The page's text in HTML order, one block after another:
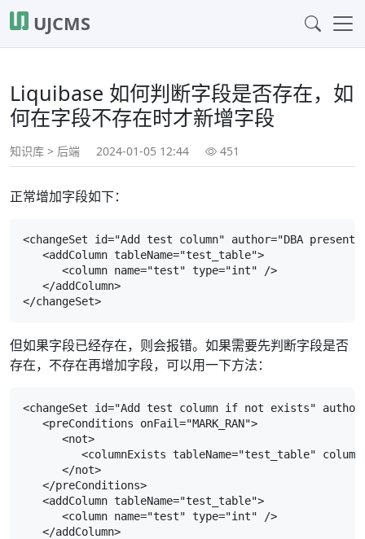
UJCMS
Liquibase 如何判断字段是否存在，如
何在字段不存在时才新增字段
知识库 > 后端 2024-01-05 12:44 451
正常增加字段如下：
<changeSet id="Add test column" author="DBA
   <addColumn tableName="test_table">
      <column name="test" type="int" />
   </addColumn>
但如果字段已经存在，则会报错。如果需要先判断字段是否
存在，不存在再增加字段，可以用一下方法：
<changeSet id="Add test column if not exists"
   <preConditions onFail="MARK_RAN">
      <not>
<columnExists tableName="test_table"
      </not>
   </preConditions>
   <addColumn tableName="test_table">
      <column name="test" type="int" />
   </addColumn>